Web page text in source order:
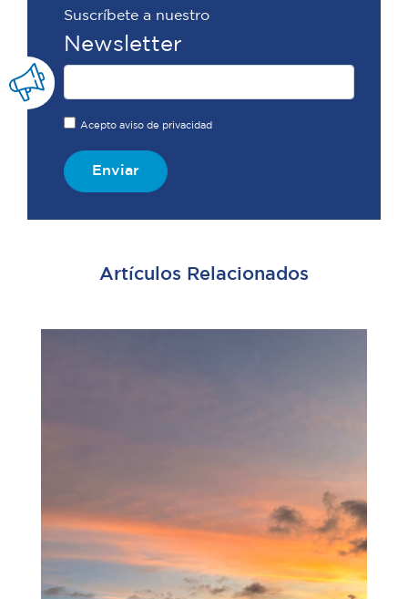
Suscríbete a nuestro
Newsletter
Acepto aviso de privacidad
Enviar
Artículos Relacionados